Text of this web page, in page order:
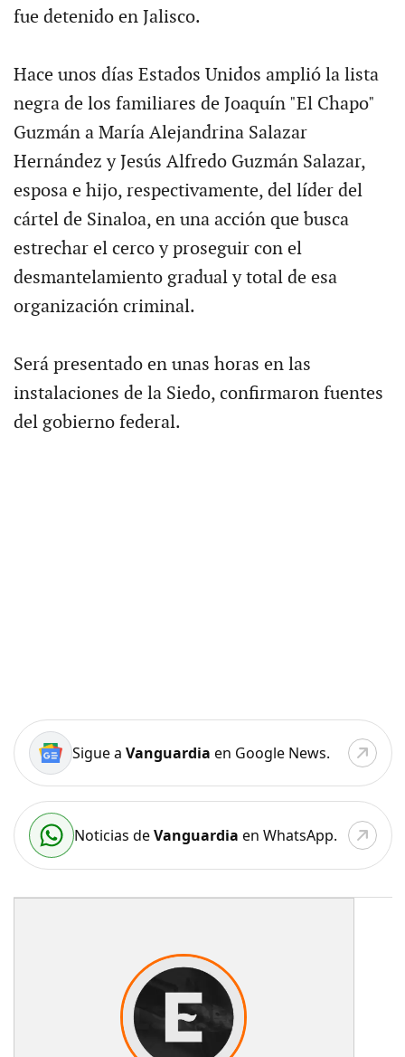
fue detenido en Jalisco.
Hace unos días Estados Unidos amplió la lista
negra de los familiares de Joaquín "El Chapo"
Guzmán a María Alejandrina Salazar
Hernández y Jesús Alfredo Guzmán Salazar,
esposa e hijo, respectivamente, del líder del
cártel de Sinaloa, en una acción que busca
estrechar el cerco y proseguir con el
desmantelamiento gradual y total de esa
organización criminal.
Será presentado en unas horas en las
instalaciones de la Siedo, confirmaron fuentes
del gobierno federal.
Sigue a Vanguardia en Google News.
Noticias deVanguardia en WhatsApp.